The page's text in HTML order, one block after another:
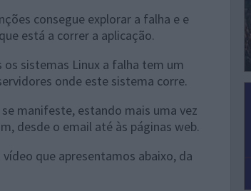
consegue explorar a falha e e
está a correr a aplicação.
os sistemas Linux a falha tem um
onde este sistema corre.
manifeste, estando mais uma vez
desde o email até às páginas web.
que apresentamos abaixo, da